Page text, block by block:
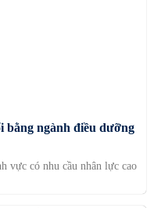
bằng ngành điều dưỡng
vực có nhu cầu nhân lực cao